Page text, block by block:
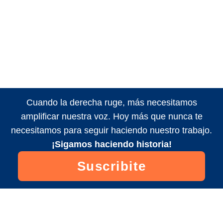
Cuando la derecha ruge, más necesitamos
amplificar nuestra voz. Hoy más que nunca te
necesitamos para seguir haciendo nuestro trabajo.
¡Sigamos haciendo historia!
Suscribite